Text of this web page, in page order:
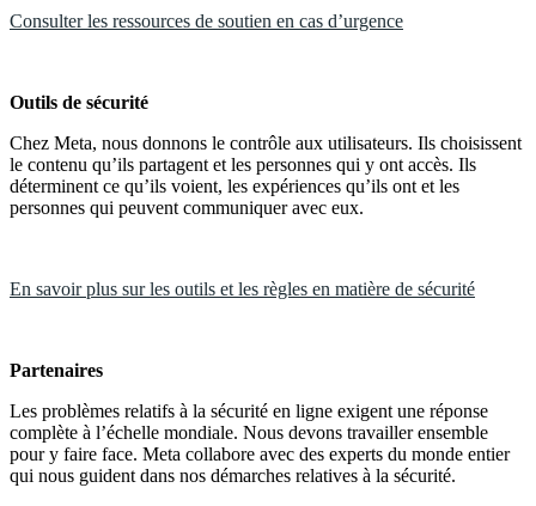
Consulter les ressources de soutien en cas d’urgence
Outils de sécurité
Chez Meta, nous donnons le contrôle aux utilisateurs. Ils choisissent
le contenu qu’ils partagent et les personnes qui y ont accès. Ils
déterminent ce qu’ils voient, les expériences qu’ils ont et les
personnes qui peuvent communiquer avec eux.
En savoir plus sur les outils et les règles en matière de sécurité
Partenaires
Les problèmes relatifs à la sécurité en ligne exigent une réponse
complète à l’échelle mondiale. Nous devons travailler ensemble
pour y faire face. Meta collabore avec des experts du monde entier
qui nous guident dans nos démarches relatives à la sécurité.